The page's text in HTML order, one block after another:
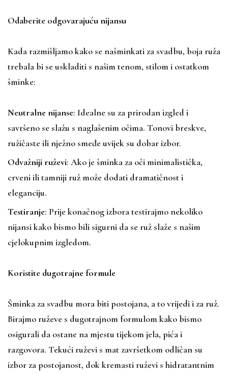
Odaberite odgovarajuću nijansu
Kada razmišljamo kako se našminkati za svadbu, boja ruža
trebala bi se uskladiti s našim tenom, stilom i ostatkom
šminke:
Neutralne nijanse: Idealne su za prirodan izgled i
savršeno se slažu s naglašenim očima. Tonovi breskve,
ružičaste ili nježno smeđe uvijek su dobar izbor.
Odvažniji ruževi: Ako je šminka za oči minimalistička,
crveni ili tamniji ruž može dodati dramatičnost i
eleganciju.
Testiranje: Prije konačnog izbora testirajmo nekoliko
nijansi kako bismo bili sigurni da se ruž slaže s našim
cjelokupnim izgledom.
Koristite dugotrajne formule
Šminka za svadbu mora biti postojana, a to vrijedi i za ruž.
Birajmo ruževe s dugotrajnom formulom kako bismo
osigurali da ostane na mjestu tijekom jela, pića i
razgovora. Tekući ruževi s mat završetkom odličan su
izbor za postojanost, dok kremasti ruževi s hidratantnim